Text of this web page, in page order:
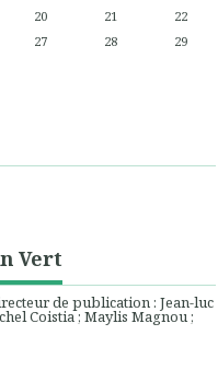
20 21
22
27 28
29
Vert
de publication : Jean-luc
Coistia ; Maylis Magnou ;